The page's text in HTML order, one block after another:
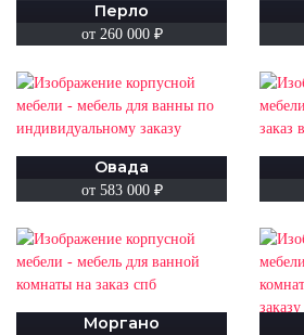
Перло
от 260 000 ₽
Овада
от 583 000 ₽
Моргано